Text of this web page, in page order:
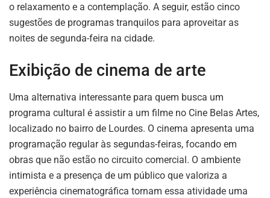
o relaxamento e a contemplação. A seguir, estão cinco
sugestões de programas tranquilos para aproveitar as
noites de segunda-feira na cidade.
Exibição de cinema de arte
Uma alternativa interessante para quem busca um
programa cultural é assistir a um filme no Cine Belas Artes,
localizado no bairro de Lourdes. O cinema apresenta uma
programação regular às segundas-feiras, focando em
obras que não estão no circuito comercial. O ambiente
intimista e a presença de um público que valoriza a
experiência cinematográfica tornam essa atividade uma